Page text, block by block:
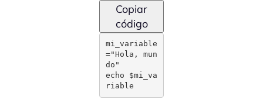
Copiar
código
mi_variable
="Hola, mun
do"
echo $mi_va
riable